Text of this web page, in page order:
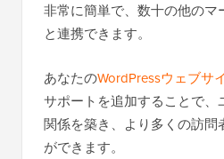
非常に簡単で、数十の他のマ
と連携できます。
あなたのWordPressウェブサ
サポートを追加することで、
関係を築き、より多くの訪問
ができます。